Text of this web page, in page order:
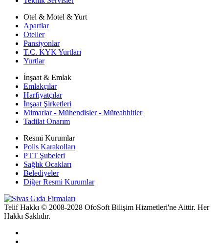
Otel & Motel & Yurt
Apartlar
Oteller
Pansiyonlar
T.C. KYK Yurtları
Yurtlar
İnşaat & Emlak
Emlakçılar
Harfiyatçılar
İnşaat Şirketleri
Mimarlar - Mühendisler - Müteahhitler
Tadilat Onarım
Resmi Kurumlar
Polis Karakolları
PTT Şubeleri
Sağlık Ocakları
Belediyeler
Diğer Resmi Kurumlar
Telif Hakkı © 2008-2028 OfoSoft Bilişim Hizmetleri'ne Aittir. Her
Hakkı Saklıdır.